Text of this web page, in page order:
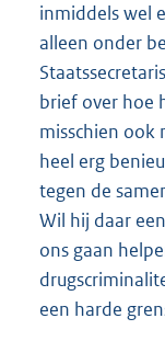
inmiddels wel
alleen onder
brief over hoe
misschien ook
heel erg
tegen de
Wil hij daar
ons gaan
een harde